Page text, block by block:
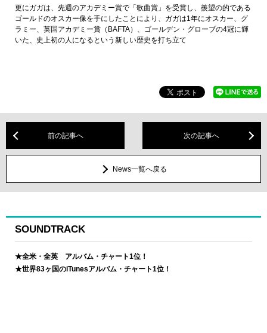
更にガガは、先週のアカデミー賞で「歌曲賞」を受賞し、羨望の的である
ゴールドのオスカー像を手にしたことにより、ガガは1年にオスカー、グ
ラミー、英国アカデミー賞（BAFTA）、ゴールデン・グローブの4冠に輝
いた、史上初の人になるという新しい歴史を打ち立て
前の記事へ 次の記事へ
News一覧へ戻る
SOUNDTRACK
★全米・全英 アルバム・チャート1位！
★世界83ヶ国のiTunesアルバム・チャート1位！